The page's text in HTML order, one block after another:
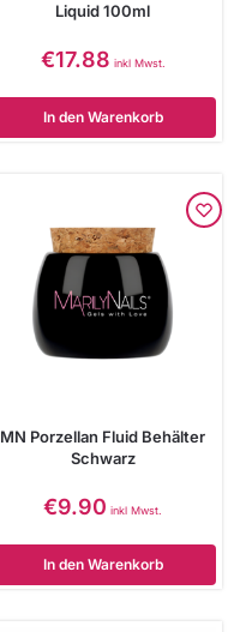
Liquid 100ml
€17.88 inkl Mwst.
In den Warenkorb
MN Porzellan Fluid Behälter
Schwarz
€9.90 inkl Mwst.
In den Warenkorb